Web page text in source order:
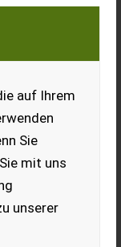
auf Ihrem
Sie
mit uns
unserer
–
-
Rail Motor